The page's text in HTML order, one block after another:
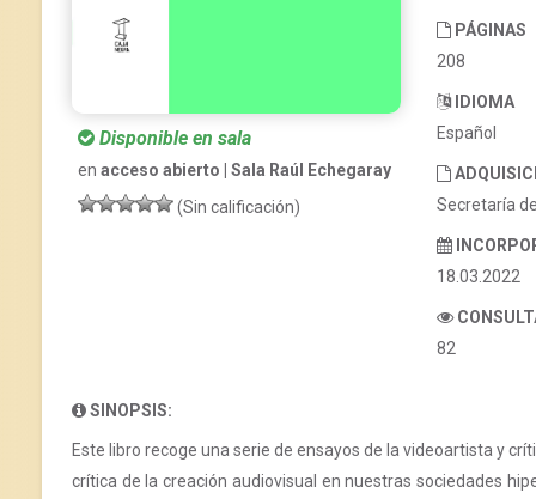
Disponible en sala
en acceso abierto | Sala Raúl Echegaray
(Sin calificación)
PÁGINAS
208
IDIOMA
Español
Secretaría
18.03.2022
82
SINOPSIS:
Este libro recoge una serie de ensayos de la videoartista y
crítica de la creación audiovisual en nuestras sociedades